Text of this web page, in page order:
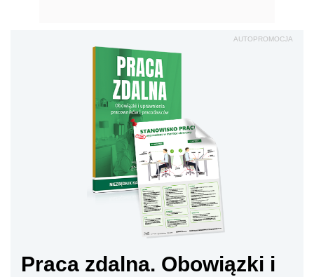
AUTOPROMOCJA
Praca zdalna. Obowiązki i